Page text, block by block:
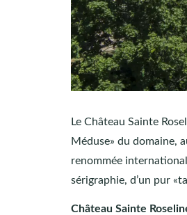
Le Château Sainte
Méduse» du domaine,
renommée
sérigraphie, d’un pur
Château Sainte